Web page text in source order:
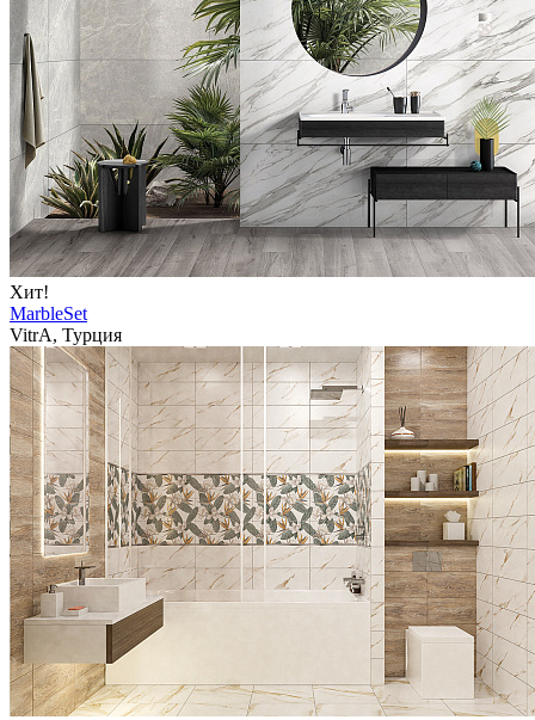
Хит!
MarbleSet
VitrA, Турция